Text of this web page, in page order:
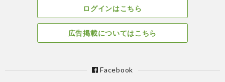
ログインはこちら
広告掲載についてはこちら
Facebook